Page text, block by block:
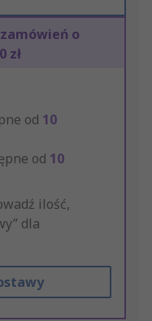
zamówień o
zł
od 10
od 10
ilość,
dla